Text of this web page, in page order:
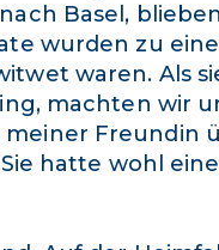
Basel,
wurden zu
waren. Als
machten wir
Freundin
hatte wohl